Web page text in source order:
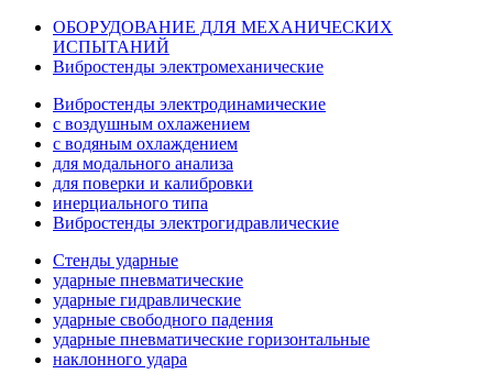
ОБОРУДОВАНИЕ ДЛЯ МЕХАНИЧЕСКИХ
ИСПЫТАНИЙ
Вибростенды электромеханические
Вибростенды электродинамические
с воздушным охлажением
с водяным охлаждением
для модального анализа
для поверки и калибровки
инерциального типа
Вибростенды электрогидравлические
Стенды ударные
ударные пневматические
ударные гидравлические
ударные свободного падения
ударные пневматические горизонтальные
наклонного удара